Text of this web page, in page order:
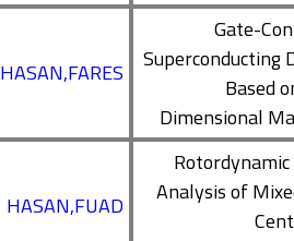
HASAN,FARES
Gate-
Superconducting
Based
Dimensional
HASAN,FUAD
Analysis of